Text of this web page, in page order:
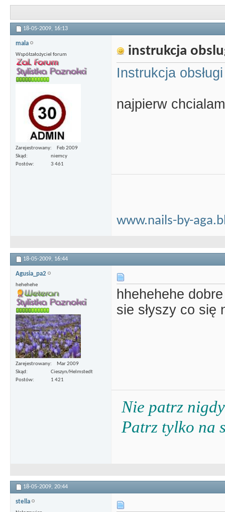
18-05-2009, 16:13
mala
Współzałożyciel forum
Zarejestrowany
Feb 2009
Skąd
niemcy
Postów
3 461
instrukcja
Instrukcja
najpierw
www.nails-by-
18-05-2009, 16:44
Agusia_pa2
hehehehe
Zarejestrowany
Mar 2009
Skąd
Cieszyn/Helmstedt
Postów
1 421
hhehehehe
sie słyszy co się
Nie patrz
Patrz tylko na
18-05-2009, 20:44
stella